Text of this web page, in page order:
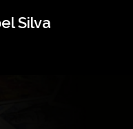
Silva